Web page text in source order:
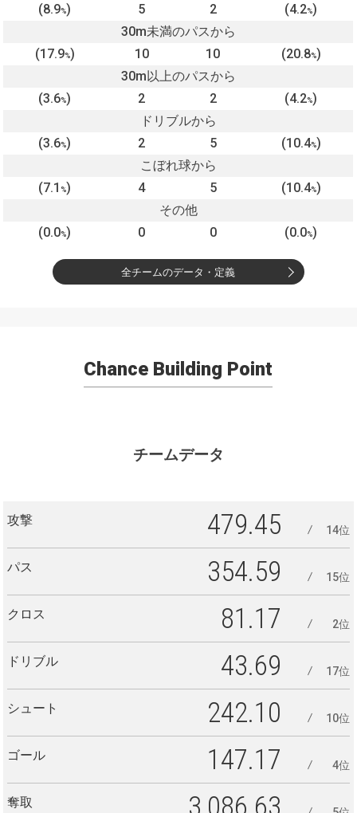
(8.9%) 5 2 (4.2%)
30m未満のパスから
(17.9%) 10 10 (20.8%)
30m以上のパスから
(3.6%) 2 2 (4.2%)
ドリブルから
(3.6%) 2 5 (10.4%)
こぼれ球から
(7.1%) 4 5 (10.4%)
その他
(0.0%) 0 0 (0.0%)
全チームのデータ・定義
Chance Building Point
チームデータ
攻撃 479.45 14位
パス 354.59 15位
クロス 81.17 2位
ドリブル 43.69 17位
シュート 242.10 10位
ゴール 147.17 4位
奪取